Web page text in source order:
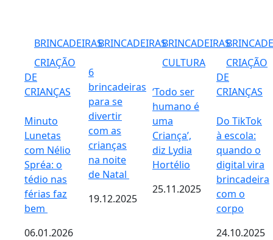
BRINCADEIRAS
CRIAÇÃO
DE
CRIANÇAS
Minuto
Lunetas
com Nélio
Spréa: o
tédio nas
férias faz
bem
06.01.2026
BRINCADEIRAS
6
brincadeiras
para se
divertir
com as
crianças
na noite
de Natal
19.12.2025
BRINCADEIRAS
CULTURA
‘Todo ser
humano é
uma
Criança’,
diz Lydia
Hortélio
25.11.2025
CRIAÇÃO
DE
CRIANÇAS
Do TikTok
à escola:
quando o
digital vira
brincadeira
com o
corpo
24.10.2025